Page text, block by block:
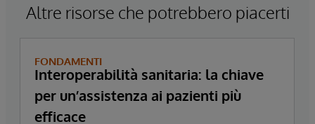
Altre risorse che potrebbero piacerti
FONDAMENTI
Interoperabilità sanitaria: la chiave
per un’assistenza ai pazienti più
efficace